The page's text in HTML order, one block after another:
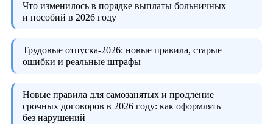
Что изменилось в порядке выплаты больничных
и пособий в 2026 году
Трудовые отпуска-2026: новые правила, старые
ошибки и реальные штрафы
Новые правила для самозанятых и продление
срочных договоров в 2026 году: как оформлять
без нарушений